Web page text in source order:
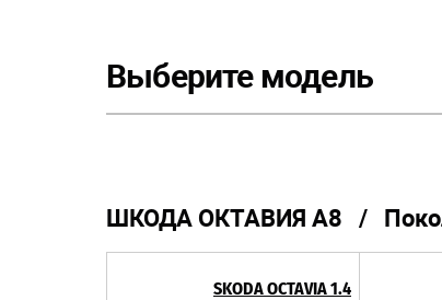
Выберите модель
ШКОДА ОКТАВИЯ А8 /
SKODA OCTAVIA 1.4